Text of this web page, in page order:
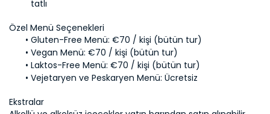
Gluten-Free Menü:
Vegan Menü:
Laktos-Free Menü:
Vejetaryen ve Peskaryen Menü: